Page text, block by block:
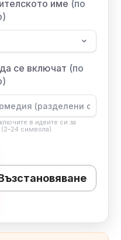
име (по
се включат (по
в идеите си за
символа).